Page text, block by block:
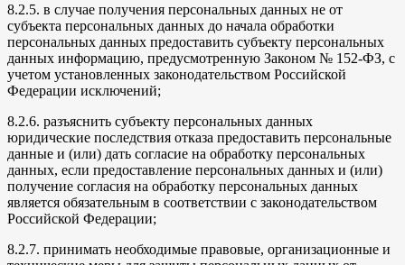
8.2.5. в случае получения персональных данных не от
субъекта персональных данных до начала обработки
персональных данных предоставить субъекту персональных
данных информацию, предусмотренную Законом № 152-ФЗ, с
учетом установленных законодательством Российской
Федерации исключений;
8.2.6. разъяснить субъекту персональных данных
юридические последствия отказа предоставить персональные
данные и (или) дать согласие на обработку персональных
данных, если предоставление персональных данных и (или)
получение согласия на обработку персональных данных
является обязательным в соответствии с законодательством
Российской Федерации;
8.2.7. принимать необходимые правовые, организационные и